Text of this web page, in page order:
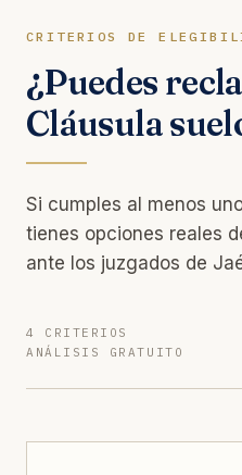
CRITERIOS DE
¿Puedes
Cláusula
Si cumples al menos
tienes opciones reales
ante los juzgados de
4 CRITERIOS
ANÁLISIS GRATUITO